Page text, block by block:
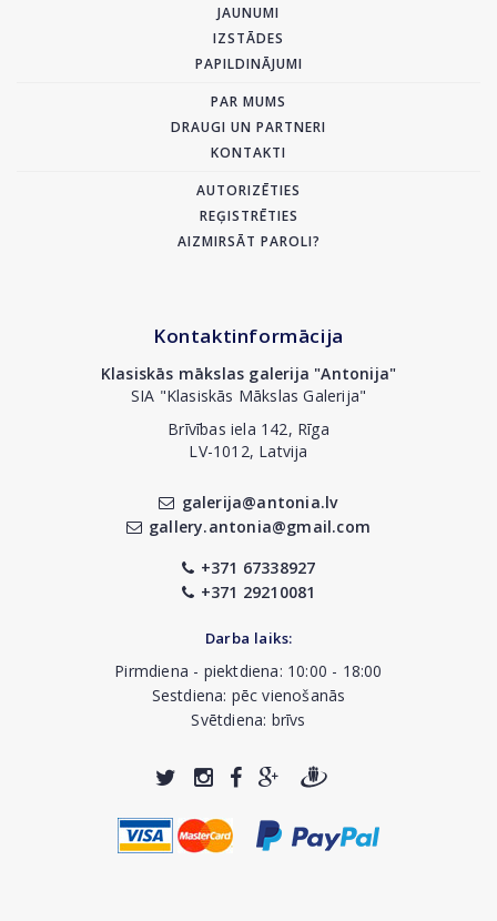
JAUNUMI
IZSTĀDES
PAPILDINĀJUMI
PAR MUMS
DRAUGI UN PARTNERI
KONTAKTI
AUTORIZĒTIES
REĢISTRĒTIES
AIZMIRSĀT PAROLI?
Kontaktinformācija
Klasiskās mākslas galerija "Antonija"
SIA "Klasiskās Mākslas Galerija"
Brīvības iela 142, Rīga
LV-1012, Latvija
galerija@antonia.lv
gallery.antonia@gmail.com
+371 67338927
+371 29210081
Darba laiks:
Pirmdiena - piektdiena: 10:00 - 18:00
Sestdiena: pēc vienošanās
Svētdiena: brīvs